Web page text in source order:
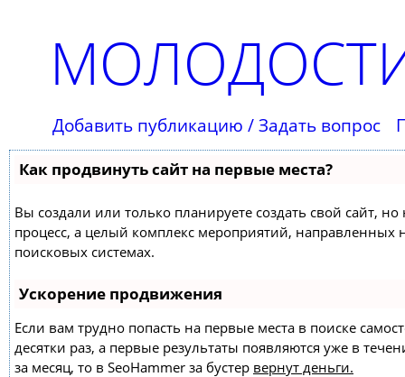
Добавить публикацию / Задать вопрос
Как продвинуть сайт на первые места?
Вы создали или только планируете создать свой сайт,
процесс, а целый комплекс мероприятий,
поисковых системах.
Ускорение продвижения
Если вам трудно попасть на первые места в поиске
десятки раз, а первые результаты появляются уже в
за месяц, то в SeoHammer за бустер вернут деньги.